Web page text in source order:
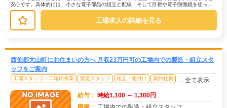
安心です。具体的には、小さな電子部品の組立と配線、そして目視や電子顕微鏡を使った
検査を行います。重いものを持つ作業...
工場求人の詳細を見る
西伯郡大山町にお住まいの方へ 月収23万円可の工場内での製造・組立スタ
ッフをご案内
工場スタッフ・工場内作業 製造スタッフ 組立・組付け 契約社員 …全て表示
給与： 時給1,100 ～ 1,300円